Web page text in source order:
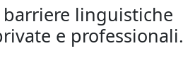
linguistiche
e professionali.